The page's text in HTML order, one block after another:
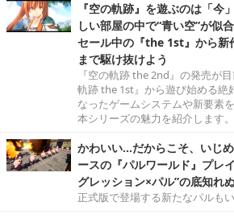
『空の軌跡』を遊ぶのは「今
しい部屋の中で“青い空”が似
セール中の『the 1st』から新
まで駆け抜けよう
『空の軌跡 the 2nd』の発売が
軌跡 the 1st』から遊び始める絶
なったゲームシステムや新要素
本シリーズの魅力を紹介します。
かわいい…だからこそ、いじ
ースの『パルワールド』プレ
グレッション×パル”の底知れ
正式版で登場する新たなパルも